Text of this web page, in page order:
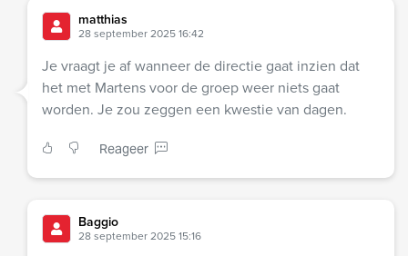
matthias
28 september 2025 16:42
Je vraagt je af wanneer de directie gaat inzien dat
het met Martens voor de groep weer niets gaat
worden. Je zou zeggen een kwestie van dagen.
Reageer
Baggio
28 september 2025 15:16